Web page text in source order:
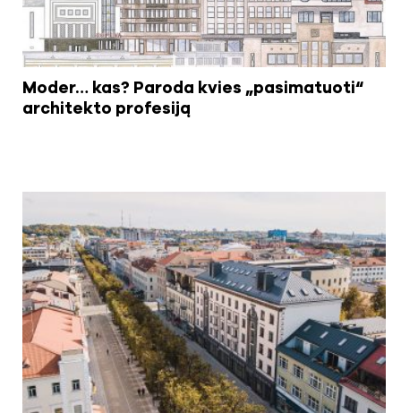
Moder… kas? Paroda kvies „pasimatuoti“
architekto profesiją